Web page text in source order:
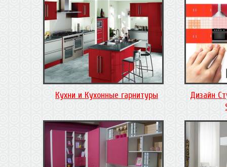
Кухни и Кухонные гарнитуры
Дизайн